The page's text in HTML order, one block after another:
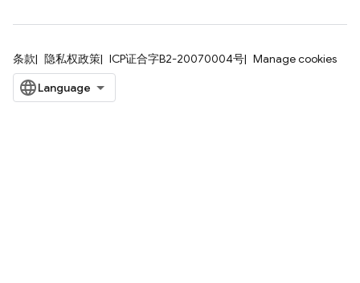
条款 隐私权政策 ICP证合字B2-20070004号 Manage cookies